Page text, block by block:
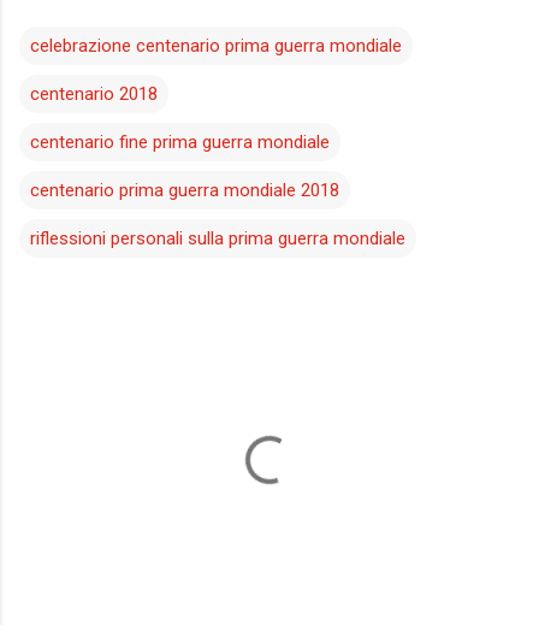
celebrazione centenario prima guerra mondiale
centenario 2018
centenario fine prima guerra mondiale
centenario prima guerra mondiale 2018
riflessioni personali sulla prima guerra mondiale